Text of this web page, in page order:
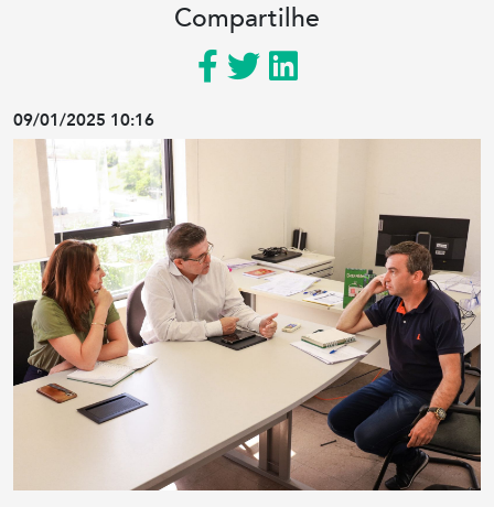
Compartilhe
09/01/2025 10:16